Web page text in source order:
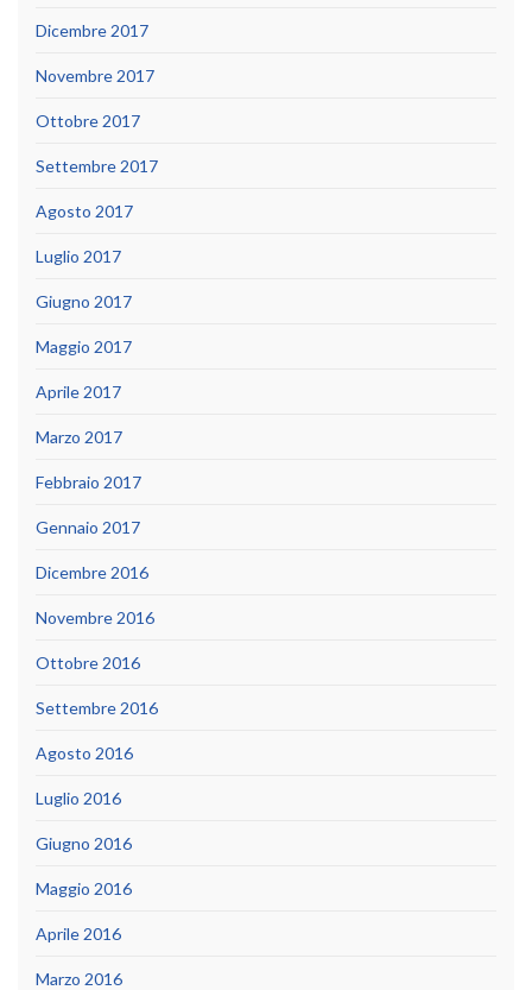
Dicembre 2017
Novembre 2017
Ottobre 2017
Settembre 2017
Agosto 2017
Luglio 2017
Giugno 2017
Maggio 2017
Aprile 2017
Marzo 2017
Febbraio 2017
Gennaio 2017
Dicembre 2016
Novembre 2016
Ottobre 2016
Settembre 2016
Agosto 2016
Luglio 2016
Giugno 2016
Maggio 2016
Aprile 2016
Marzo 2016